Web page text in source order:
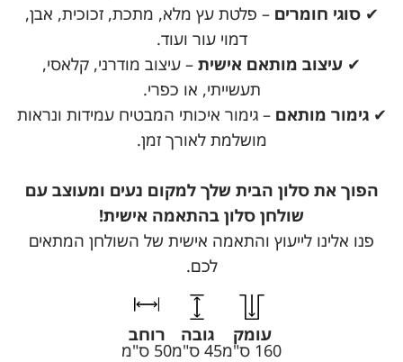
✔סוגי חומרים – פלטת עץ מלא, מתכת, זכוכית, אבן,
דמוי עור ועוד.
✔ עיצוב מותאם אישית – עיצוב מודרני, קלאסי,
תעשייתי, או כפרי.
✔גימור מותאם – גימור איכותי המבטיח עמידות ונראות
מושלמת לאורך זמן.
הפוך את סלון הבית שלך למקום נעים ומעוצב עם
שולחן סלון בהתאמה אישית!
פנו אלינו לייעוץ והתאמה אישית של השולחן המתאים
לכם.
עומק
160 ס"מ
גובה
45 ס"מ
רוחב
50 ס"מ